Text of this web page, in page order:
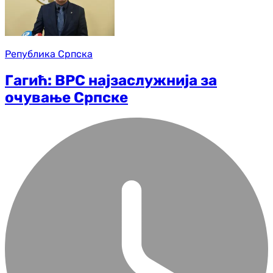
Република Српска
Гагић: ВРС најзаслужнија за
очување Српске